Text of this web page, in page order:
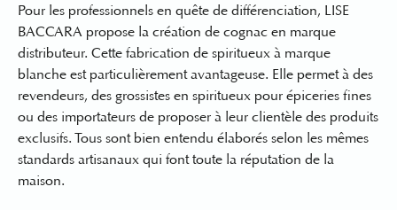
Pour les professionnels en quête de différenciation, LISE
BACCARA propose la création de cognac en marque
distributeur. Cette fabrication de spiritueux à marque
blanche est particulièrement avantageuse. Elle permet à des
revendeurs, des grossistes en spiritueux pour épiceries fines
ou des importateurs de proposer à leur clientèle des produits
exclusifs. Tous sont bien entendu élaborés selon les mêmes
standards artisanaux qui font toute la réputation de la
maison.